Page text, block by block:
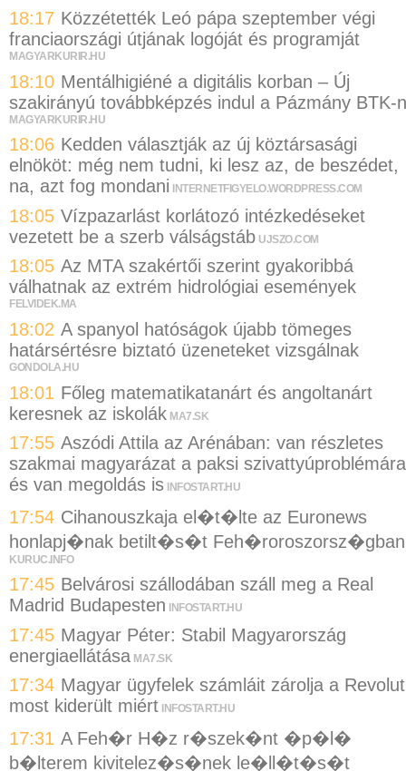
18:17 Közzétették Leó pápa szeptember végi
franciaországi útjának logóját és programját
MAGYARKURIR.HU
18:10 Mentálhigiéné a digitális korban – Új
szakirányú továbbképzés indul a Pázmány BTK-n
MAGYARKURIR.HU
18:06 Kedden választják az új köztársasági
elnököt: még nem tudni, ki lesz az, de beszédet,
na, azt fog mondani
INTERNETFIGYELO.WORDPRESS.COM
18:05 Vízpazarlást korlátozó intézkedéseket
vezetett be a szerb válságstáb UJSZO.COM
18:05 Az MTA szakértői szerint gyakoribbá
válhatnak az extrém hidrológiai események
FELVIDEK.MA
18:02 A spanyol hatóságok újabb tömeges
határsértésre biztató üzeneteket vizsgálnak
GONDOLA.HU
18:01 Főleg matematikatanárt és angoltanárt
keresnek az iskolák MA7.SK
17:55 Aszódi Attila az Arénában: van részletes
szakmai magyarázat a paksi
és van megoldás is INFOSTART.HU
17:54 Cihanouszkaja el�t�lte az Euronews
honlapj�nak betilt�s�t Feh�roroszorsz�gban
KURUC.INFO
17:45 Belvárosi szállodában száll meg a Real
Madrid Budapesten
INFOSTART.HU
17:45 Magyar Péter: Stabil Magyarország
energiaellátása MA7.SK
17:34 Magyar ügyfelek számláit zárolja a
most kiderült miért INFOSTART.HU
17:31 A Feh�r H�z r�szek�nt �p�l�
b�lterem kivitelez�s�nek le�ll�t�s�t